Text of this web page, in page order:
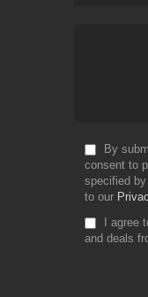
By
consent to
specified
to our
I agree
and deals